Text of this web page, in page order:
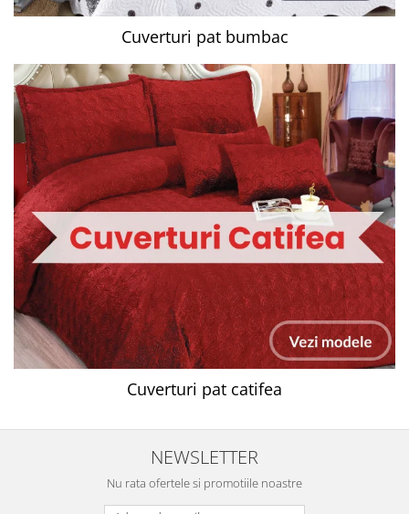
Cuverturi pat bumbac
Cuverturi pat catifea
NEWSLETTER
Nu rata ofertele si promotiile noastre